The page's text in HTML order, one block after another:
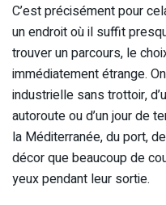
C’est précisément pour
un endroit où il suffit
trouver un parcours, le
immédiatement étrange.
industrielle sans trottoir,
autoroute ou d’un jour de
la Méditerranée, du port,
décor que beaucoup de
yeux pendant leur sortie.